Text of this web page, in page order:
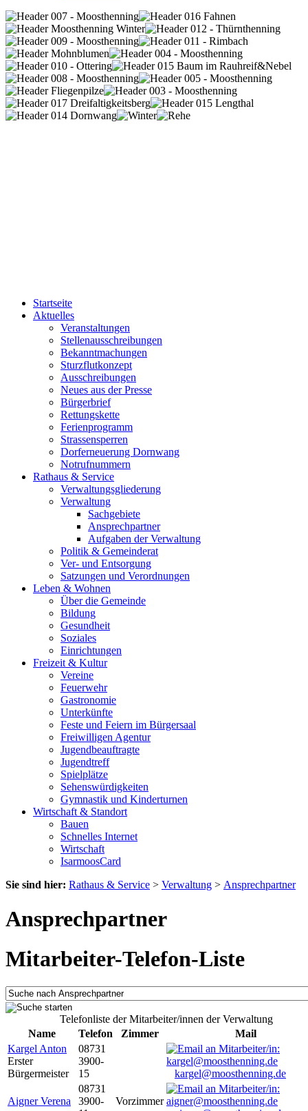
Startseite
Aktuelles
Veranstaltungen
Stellenausschreibungen
Bekanntmachungen
Sturzflutkonzept
Ausschreibungen
Neues aus der Presse
Bürgerbrief
Rettungskette
Ferienprogramm
Strassensperren
Dorferneuerung Dornwang
Notrufnummern
Rathaus & Service
Verwaltungsgliederung
Verwaltung
Sachgebiete
Ansprechpartner
Aufgaben der Verwaltung
Politik & Gemeinderat
Ver- und Entsorgung
Satzungen und Verordnungen
Leben & Wohnen
Über die Gemeinde
Bildung
Gesundheit
Soziales
Einrichtungen
Freizeit & Kultur
Vereine
Feuerwehr
Gastronomie
Unterkünfte
Feste und Feiern im Bürgersaal
Freiwilligen Agentur
Jugendbeauftragte
Jugendtreff
Spielplätze
Sehenswürdigkeiten
Gymnastik und Kinderturnen
Wirtschaft & Standort
Bauen
Schnelles Internet
Wirtschaft
IsarmoosCard
Sie sind hier: Rathaus & Service > Verwaltung > Ansprechpartner
Ansprechpartner
Mitarbeiter-Telefon-Liste
Telefonliste der Mitarbeiter/innen der Verwaltung
Name
Telefon Zimmer
Mail
Kargel Anton
Erster
Bürgermeister
08731
3900-
15
kargel@moosthenning.de
Aigner Verena
08731
3900-
Vorzimmer